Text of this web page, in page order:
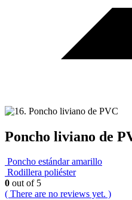
Poncho liviano de
Poncho estándar amarillo
Rodillera poliéster
0 out of 5
( There are no reviews yet. )